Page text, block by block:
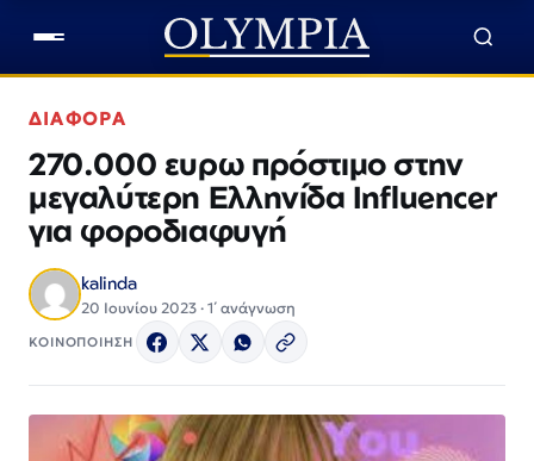
ΔΙΑΦΟΡΑ
270.000 ευρω πρόστιμο στην
μεγαλύτερη Ελληνίδα Influencer
για φοροδιαφυγή
kalinda
20 Ιουνίου 2023 · 1΄ ανάγνωση
ΚΟΙΝΟΠΟΙΗΣΗ